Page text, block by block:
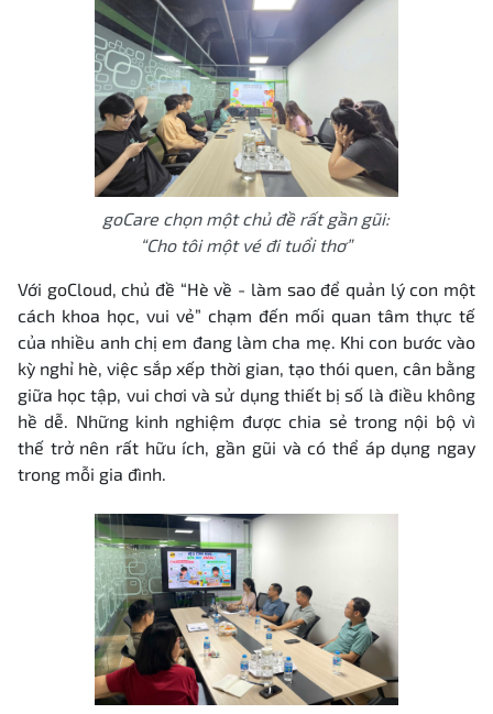
goCare chọn một chủ đề rất gần gũi:
“Cho tôi một vé đi tuổi thơ”
Với goCloud, chủ đề “Hè về - làm sao để quản lý con một
cách khoa học, vui vẻ” chạm đến mối quan tâm thực tế
của nhiều anh chị em đang làm cha mẹ. Khi con bước vào
kỳ nghỉ hè, việc sắp xếp thời gian, tạo thói quen, cân bằng
giữa học tập, vui chơi và sử dụng thiết bị số là điều không
hề dễ. Những kinh nghiệm được chia sẻ trong nội bộ vì
thế trở nên rất hữu ích, gần gũi và có thể áp dụng ngay
trong mỗi gia đình.